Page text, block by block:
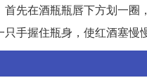
先在酒瓶瓶唇下方划一圈
手握住瓶身，使红酒塞慢